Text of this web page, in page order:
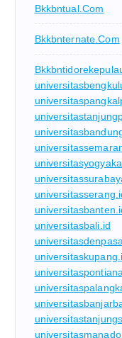
Bkkbntual.com
Bkkbnternate.com
universitasbali.id